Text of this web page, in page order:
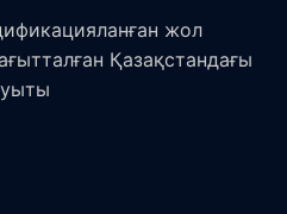
жол
Қазақстандағы